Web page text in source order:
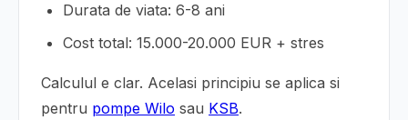
Durata de viata: 6-8 ani
Cost total: 15.000-20.000 EUR + stres
Calculul e clar. Acelasi principiu se aplica si
pentru pompe Wilo sau KSB.